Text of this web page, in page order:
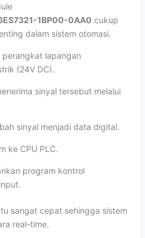
1BP00-0AA0 cukup
dalam sistem otomasi.
perangkat lapangan
(24V DC).
sinyal tersebut melalui
sinyal menjadi data digital.
ke CPU PLC.
program kontrol
sangat cepat sehingga sistem
real-time.